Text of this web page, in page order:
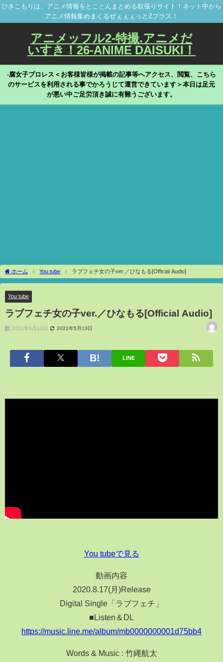
ひきこもりは、アニメ情報をとことんまとめる欲張りサイト！ネット中から
アニメ情報集めまくるぜぇぇぇっとZプラス！
アニメッフル2-特撮.アニメだ
いすき！26-ANIME DAISUKI！
-腐女子プロレス＜お客様皆様が掲載の記事等へアクセス、閲覧、こちら
のサービスを利用される事でかろうじて運営できています＞本日は足元
が悪い中ご足労頂き誠に有難うございます。
ホーム You tube ラブフェチ女の子ver.／ひなもる[Official Audio]
You tube
ラブフェチ女の子ver.／ひなもる[Official Audio]
2021年5月13日 2021年5月13日
LINE
You tubeで見る
動画内容
2020.8.17(月)Release
Digital Single「ラブフェチ」
■Listen＆DL
https://music.line.me/album/mb0000000001d75bb4
Words & Music : 竹縄航太